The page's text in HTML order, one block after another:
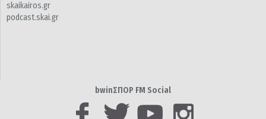
skaikairos.gr
podcast.skai.gr
bwinΣΠΟΡ FM Social